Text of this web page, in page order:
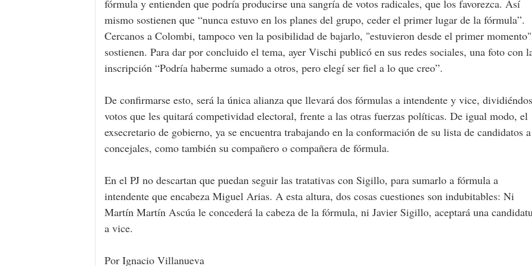
fórmula y entienden que podría producirse una sangría de votos radicales, que los favorezca. Así
mismo sostienen que “nunca estuvo en los planes del grupo, ceder el primer lugar de la fórmula”.
Cercanos a Colombi, tampoco ven la posibilidad de bajarlo, "estuvieron desde el primer
sostienen. Para dar por concluido el tema, ayer Vischi publicó en sus redes sociales, una foto con
inscripción “Podría haberme sumado a otros, pero elegí ser fiel a lo que creo”.
De confirmarse esto, será la única alianza que llevará dos fórmulas a intendente y vice,
votos que les quitará competividad electoral, frente a las otras fuerzas políticas. De igual modo, el
exsecretario de gobierno, ya se encuentra trabajando en la conformación de su lista de candidatos a
concejales, como también su compañero o compañera de fórmula.
En el PJ no descartan que puedan seguir las tratativas con Sigillo, para sumarlo a fórmula a
intendente que encabeza Miguel Arias. A esta altura, dos cosas cuestiones son indubitables: Ni
Martín Martín Ascúa le concederá la cabeza de la fórmula, ni Javier Sigillo, aceptará una
a vice.
Por Ignacio Villanueva